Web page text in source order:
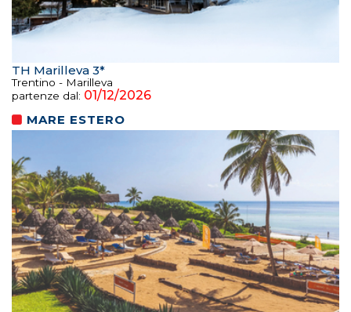
TH Marilleva 3*
Trentino - Marilleva
partenze dal: 01/12/2026
MARE ESTERO